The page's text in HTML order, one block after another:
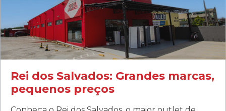
Segunda a sábado: 09h00 às 19h00
Domingo: FECHADA
ÚLTIMOS DIAS DE LIQUIDAÇÃO!
(41) 3411-1754
(41) 99249-4620
Rei dos Salvados: Grandes marcas,
pequenos preços